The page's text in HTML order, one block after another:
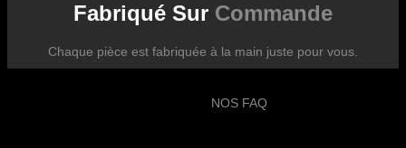
Fabriqué Sur Commande
Chaque pièce est fabriquée à la main juste pour vous.
NOS FAQ